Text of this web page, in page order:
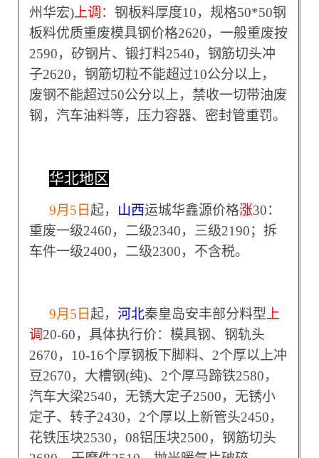
州华宏) 上调 ：钢板料厚度10，规格50*50钢
板料优质重废模具钢价格2620，一般重废按
2590，矽钢片、锻打料2540，钢筋切头冲
子2620，钢筋切粒不能超过10公分以上，
废钢不能超过50公分以上，禁收一切带油废
钢，汽车油料等，压力容器、密封管重罚。
华北地区
9月5日 起， 山西运城华鑫源价格涨30：
重废一级2460，二级2340，三级2190；拆
车件一级2400，二级2300，不含税。
9月5日 起， 河北秦皇岛安丰部分料型 上
调20-60，具体执行价：模具钢、钢轨头
2670，10-16个厚钢板下脚料、2个厚以上冲
豆2670，大槽钢(纯)、2个厚马蹄铁2580，
汽车大梁2540，无锈大定子2500，无锈小
定子、转子2430，2个厚以上新管头2450，
花铁压块2530，08铝压块2500，钢筋切头